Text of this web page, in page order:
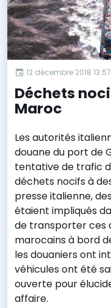
12 décembre 2018 13:57
Déchets
Maroc
Les autorités
douane du port de
tentative de trafic
déchets nocifs à
presse italienne,
étaient impliqués
de transporter ces
marocains à bord
les douaniers ont
véhicules ont été
ouverte pour
affaire.